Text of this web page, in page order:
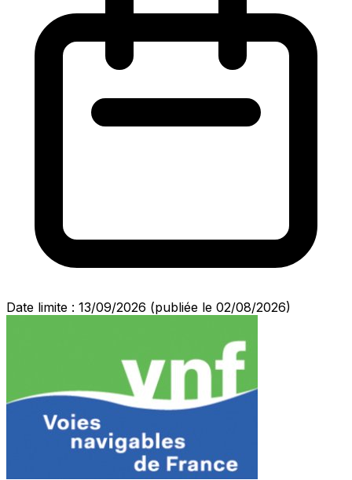
Date limite : 13/09/2026 (publiée le 02/08/2026)